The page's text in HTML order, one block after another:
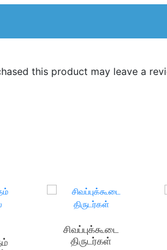
this product may leave a
சிவப்புக்கூடை
திருடர்கள்